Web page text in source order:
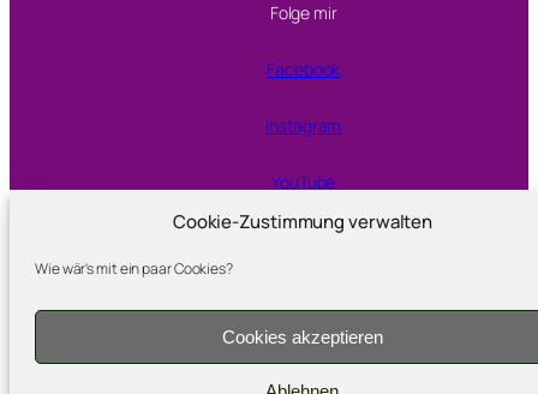
Cookie-Zustimmung verwalten
Wie wär's mit ein paar Cookies?
Cookies akzeptieren
Folge mir
Facebook
Instagram
YouTube
Proudly powered by